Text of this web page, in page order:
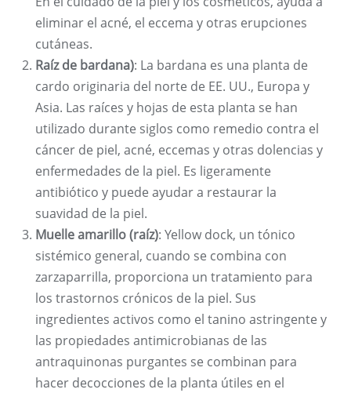
eliminar el acné, el eccema y otras erupciones
cutáneas.
Raíz de bardana): La bardana es una planta de
cardo originaria del norte de EE. UU., Europa y
Asia. Las raíces y hojas de esta planta se han
utilizado durante siglos como remedio contra el
cáncer de piel, acné, eccemas y otras dolencias y
enfermedades de la piel. Es ligeramente
antibiótico y puede ayudar a restaurar la
suavidad de la piel.
Muelle amarillo (raíz): Yellow dock, un tónico
sistémico general, cuando se combina con
zarzaparrilla, proporciona un tratamiento para
los trastornos crónicos de la piel. Sus
ingredientes activos como el tanino astringente y
las propiedades antimicrobianas de las
antraquinonas purgantes se combinan para
hacer decocciones de la planta útiles en el